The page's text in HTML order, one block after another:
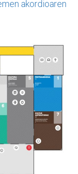
akordioaren